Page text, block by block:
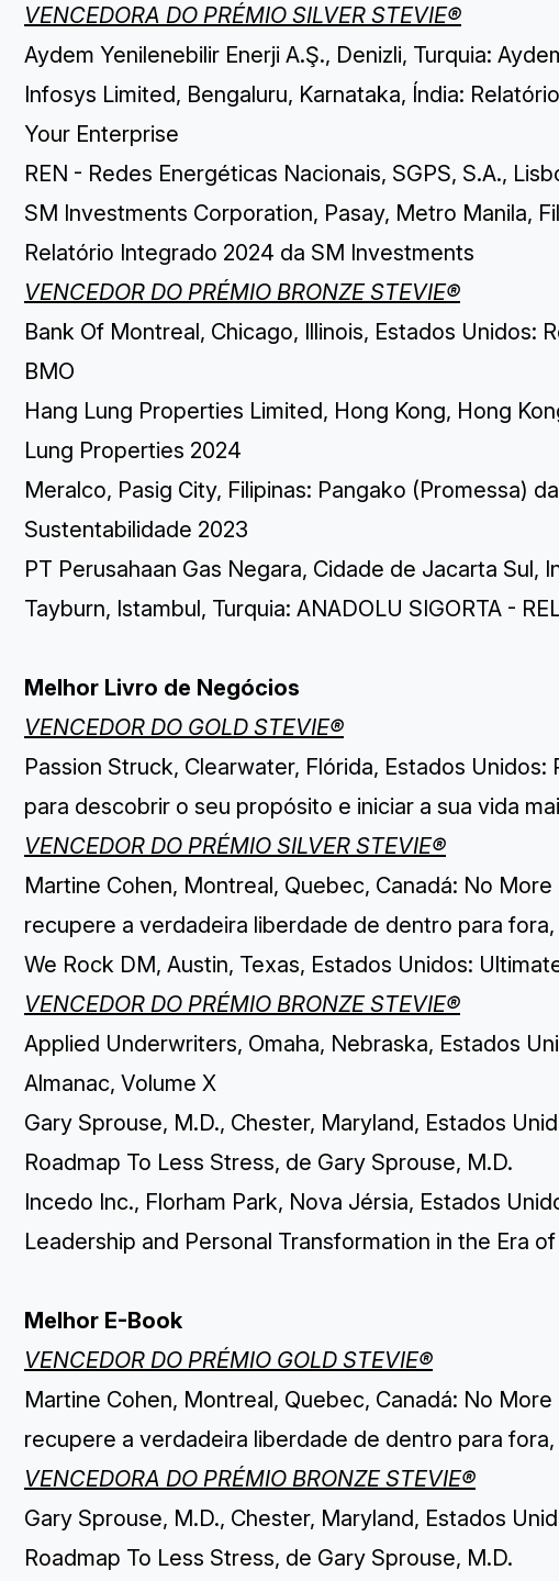
VENCEDORA DO PRÉMIO SILVER STEVIE®
Aydem Yenilenebilir Enerji A.Ş., Denizli, Turquia:
Infosys Limited, Bengaluru, Karnataka, Índia:
Your Enterprise
REN - Redes Energéticas Nacionais, SGPS, S.A.,
SM Investments Corporation, Pasay, Metro Manila,
Relatório Integrado 2024 da SM Investments
VENCEDOR DO PRÉMIO BRONZE STEVIE®
Bank Of Montreal, Chicago, Illinois, Estados Unidos:
BMO
Hang Lung Properties Limited, Hong Kong, Hong
Lung Properties 2024
Meralco, Pasig City, Filipinas: Pangako (Promessa)
Sustentabilidade 2023
PT Perusahaan Gas Negara, Cidade de Jacarta Sul,
Tayburn, Istambul, Turquia: ANADOLU SIGORTA -
Melhor Livro de Negócios
VENCEDOR DO GOLD STEVIE®
Passion Struck, Clearwater, Flórida, Estados
para descobrir o seu propósito e iniciar a sua vida
VENCEDOR DO PRÉMIO SILVER STEVIE®
Martine Cohen, Montreal, Quebec, Canadá: No
recupere a verdadeira liberdade de dentro para
We Rock DM, Austin, Texas, Estados Unidos:
VENCEDOR DO PRÉMIO BRONZE STEVIE®
Applied Underwriters, Omaha, Nebraska, Estados
Almanac, Volume X
Gary Sprouse, M.D., Chester, Maryland, Estados
Roadmap To Less Stress, de Gary Sprouse, M.D.
Incedo Inc., Florham Park, Nova Jérsia, Estados
Leadership and Personal Transformation in the Era of
Melhor E-Book
VENCEDOR DO PRÉMIO GOLD STEVIE®
Martine Cohen, Montreal, Quebec, Canadá: No
recupere a verdadeira liberdade de dentro para
VENCEDORA DO PRÉMIO BRONZE STEVIE®
Gary Sprouse, M.D., Chester, Maryland, Estados
Roadmap To Less Stress, de Gary Sprouse, M.D.